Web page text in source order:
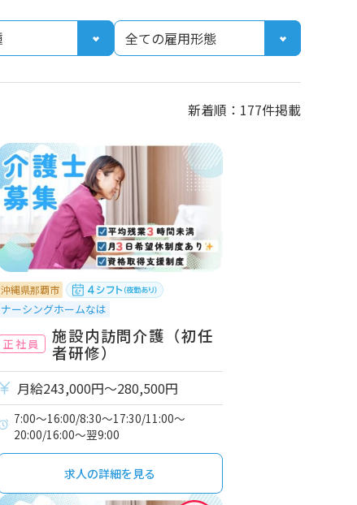
新着順：177件掲載
沖縄県那覇市
ナーシングホームなは
正社員
施設内訪問介護（初任
者研修）
月給243,000円〜280,500円
7:00～16:00/8:30～17:30/11:00～
20:00/16:00～翌9:00
求人の詳細を見る